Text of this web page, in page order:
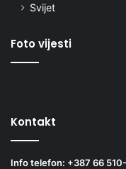
Svijet
Foto vijesti
Kontakt
Info telefon: +387 66